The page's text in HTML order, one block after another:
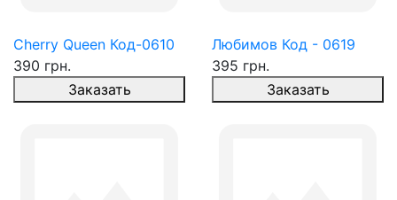
Cherry Queen Код-0610
390 грн.
Заказать
Любимов Код - 0619
395 грн.
Заказать